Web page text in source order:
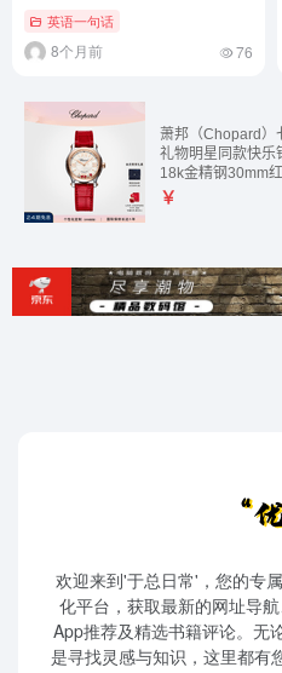
英语一句话
8个月前 76
欢迎来到'于总日常'，您的专
化平台，获取最新的网址导
App推荐及精选书籍评论。无
是寻找灵感与知识，这里都有